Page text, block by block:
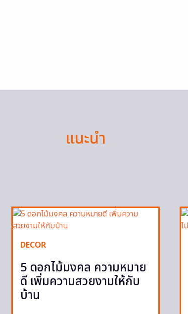
แนะนำ
DECOR
5 ดอกไม้มงคล ความหมาย
ดี เพิ่มความสวยงามให้กับ
บ้าน